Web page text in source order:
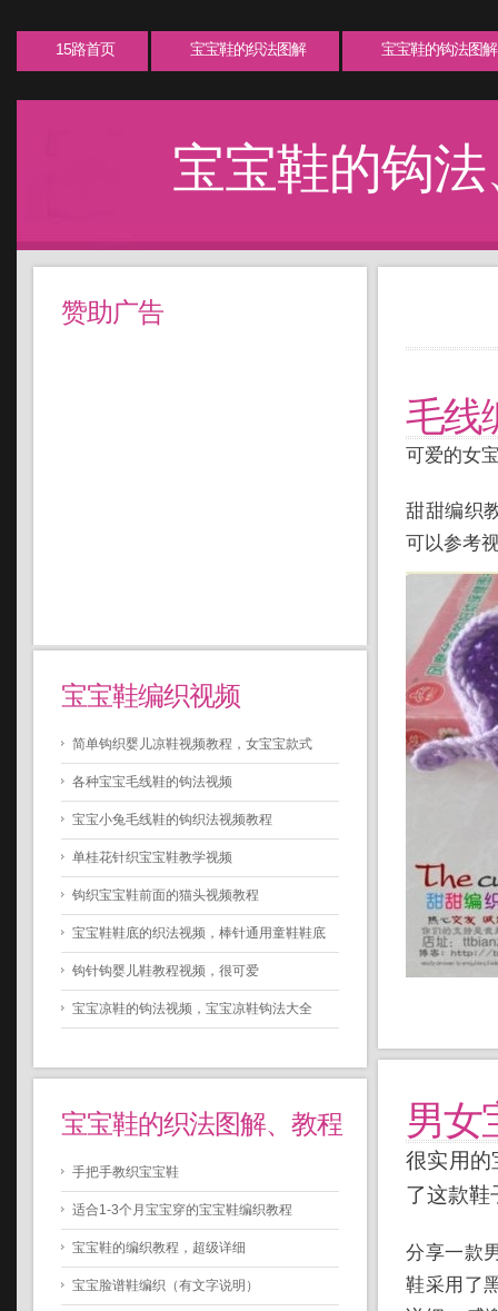
15路首页 宝宝鞋的织法图解 宝宝鞋的钩法图解
宝宝鞋的钩
毛线
可爱的女
甜甜编织
可以参考
男女
很实用的
了这款鞋
分享一款
鞋采用了
赞助广告
宝宝鞋编织视频
简单钩织婴儿凉鞋视频教程，女宝宝款式
各种宝宝毛线鞋的钩法视频
宝宝小兔毛线鞋的钩织法视频教程
单桂花针织宝宝鞋教学视频
钩织宝宝鞋前面的猫头视频教程
宝宝鞋鞋底的织法视频，棒针通用童鞋鞋底
钩针钩婴儿鞋教程视频，很可爱
宝宝凉鞋的钩法视频，宝宝凉鞋钩法大全
宝宝鞋的织法图解、教程
手把手教织宝宝鞋
适合1-3个月宝宝穿的宝宝鞋编织教程
宝宝鞋的编织教程，超级详细
宝宝脸谱鞋编织（有文字说明）